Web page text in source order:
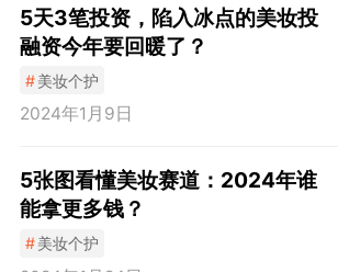
5天3笔投资，陷入冰点的美妆投
融资今年要回暖了？
#美妆个护
2024年1月9日
5张图看懂美妆赛道：2024年谁
能拿更多钱？
#美妆个护